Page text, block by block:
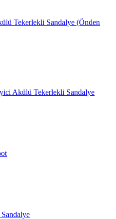
Tekerlekli Sandalye (Önden
Akülü Tekerlekli Sandalye